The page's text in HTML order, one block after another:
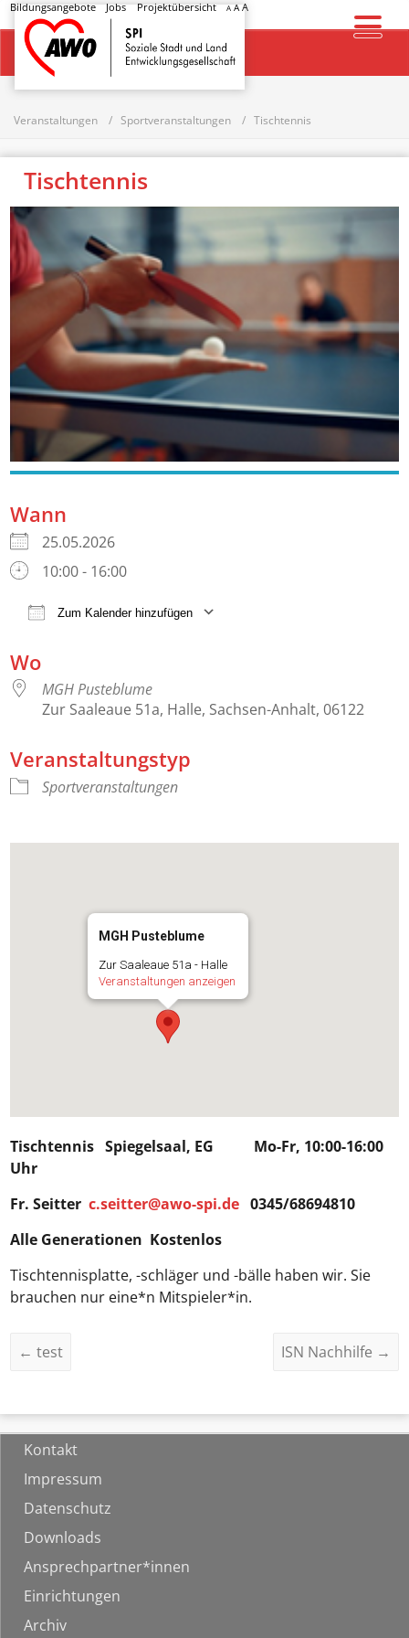
Bildungsangebote Jobs Projektübersicht A AA
Startseite
Veranstaltungen Sportveranstaltungen Tischtennis
Tischtennis
Wann
25.05.2026
10:00 - 16:00
Zum Kalender hinzufügen
Wo
MGH Pusteblume
Zur Saaleaue 51a, Halle, Sachsen-Anhalt, 06122
Veranstaltungstyp
Sportveranstaltungen
MGH Pusteblume
Zur Saaleaue 51a - Halle
Veranstaltungen anzeigen
Tischtennis Spiegelsaal, EG Mo-Fr, 10:00-16:00
Uhr
Fr. Seitterc.seitter@awo-spi.de 0345/68694810
Alle Generationen Kostenlos
Tischtennisplatte, -schläger und -bälle haben wir. Sie
brauchen nur eine*n Mitspieler*in.
← test ISN Nachhilfe →
Kontakt
Impressum
Datenschutz
Downloads
Ansprechpartner*innen
Einrichtungen
Archiv